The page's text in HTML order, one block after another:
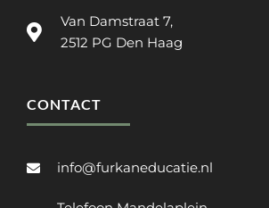
Van Damstraat 7,
2512 PG Den Haag
CONTACT
info@furkaneducatie.nl